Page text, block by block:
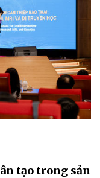
tạo trong sản